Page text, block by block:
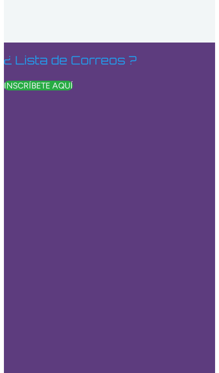
¿ Lista de Correos ?
INSCRÍBETE AQUÍ